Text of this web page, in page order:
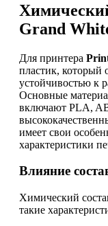
Grand
Для принтера
пластик, который
устойчивостью к
Основные
включают PLA,
имеет свои
характеристики
Влияние
Химический
такие